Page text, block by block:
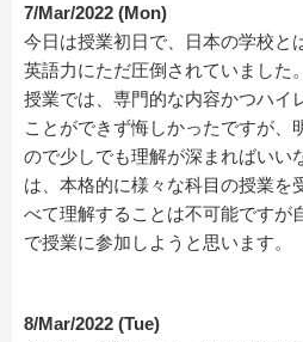
7/Mar/2022 (Mon)
今日は授業初日で、日本の学校と
英語力にただ圧倒されていました
授業では、専門的な内容かつハイ
ことができず悔しかったですが、
ので少しでも理解が深まればいい
は、本格的に様々な科目の授業を
べて理解することは不可能ですが
で授業に参加しようと思います。
8/Mar/2022 (Tue)